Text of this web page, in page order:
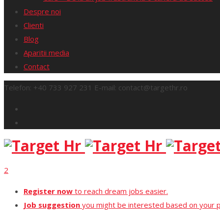
Despre noi
Clienti
Blog
Aparitii media
Contact
Telefon: +40 733 927 231 E-mail: contact@targethr.ro
2
Register now to reach dream jobs easier.
Job suggestion you might be interested based on your